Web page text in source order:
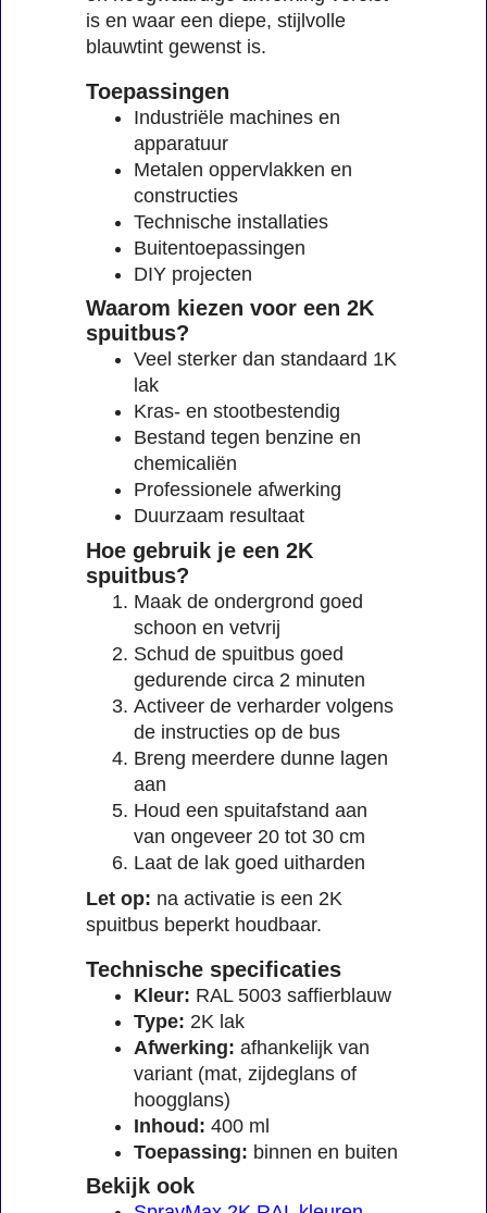
is en waar een diepe, stijlvolle
blauwtint gewenst is.
Toepassingen
Industriële machines en
apparatuur
Metalen oppervlakken en
constructies
Technische installaties
Buitentoepassingen
DIY projecten
Waarom kiezen voor een 2K
spuitbus?
Veel sterker dan standaard 1K
lak
Kras- en stootbestendig
Bestand tegen benzine en
chemicaliën
Professionele afwerking
Duurzaam resultaat
Hoe gebruik je een 2K
spuitbus?
Maak de ondergrond goed
schoon en vetvrij
Schud de spuitbus goed
gedurende circa 2 minuten
Activeer de verharder volgens
de instructies op de bus
Breng meerdere dunne lagen
aan
Houd een spuitafstand aan
van ongeveer 20 tot 30 cm
Laat de lak goed uitharden
Let op: na activatie is een 2K
spuitbus beperkt houdbaar.
Technische specificaties
Kleur: RAL 5003 saffierblauw
Type: 2K lak
Afwerking: afhankelijk van
variant (mat, zijdeglans of
hoogglans)
Inhoud: 400 ml
Toepassing: binnen en buiten
Bekijk ook